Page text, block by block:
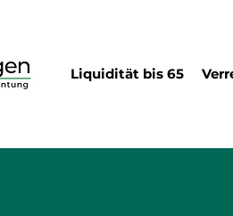
Liquidität bis 65